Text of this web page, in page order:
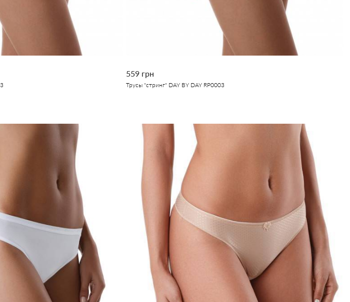
559 грн
Трусы "стринг" DAY BY DAY RP0003